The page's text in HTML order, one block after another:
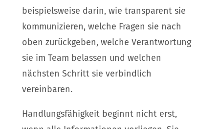
beispielsweise darin, wie transparent sie
kommunizieren, welche Fragen sie nach
oben zurückgeben, welche Verantwortung
sie im Team belassen und welchen
nächsten Schritt sie verbindlich
vereinbaren.
Handlungsfähigkeit beginnt nicht erst,